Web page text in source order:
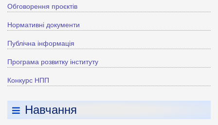
Обговорення проєктів
Нормативні документи
Публічна інформація
Програма розвитку інституту
Конкурс НПП
Навчання